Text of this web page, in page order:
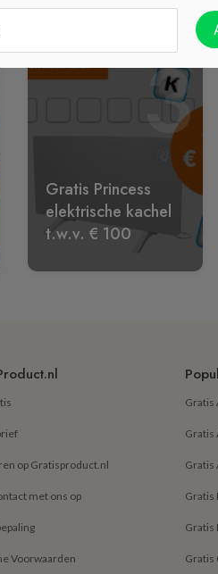
3
Gratis Princess
elektrische kachel
t.w.v. € 100
op Gratisproduct.nl
met ons op
Voorwaarden
Gratis
Gratis
Gratis
Gratis
Gratis
Gratis